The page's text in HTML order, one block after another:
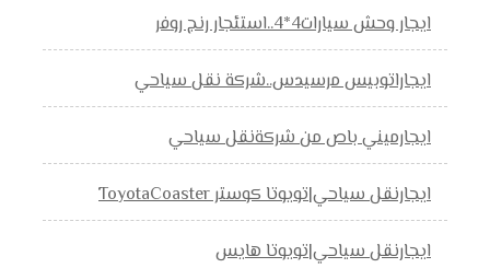
ايجار وحش سيارات4*4..استئجار رنج روفر
ايجاراتوبيس مرسيدس..شركة نقل سياحي
ايجارميني باص من شركةنقل سياحي
ايجارنقل سياحي|تويوتا كوستر ToyotaCoaster
ايجارنقل سياحي|تويوتا هايس